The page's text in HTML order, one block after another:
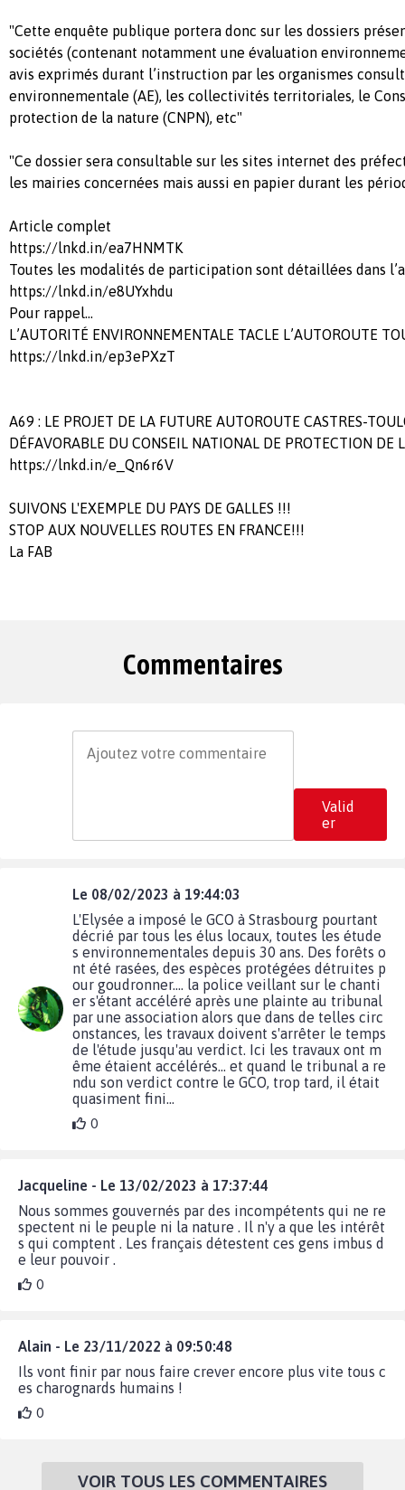
"Cette enquête publique portera donc sur les dossiers
sociétés (contenant notamment une évaluation
avis exprimés durant l’instruction par les organismes
environnementale (AE), les collectivités territoriales, le
protection de la nature (CNPN), etc"
"Ce dossier sera consultable sur les sites internet des
les mairies concernées mais aussi en papier durant les
Article complet
https://lnkd.in/ea7HNMTK
Toutes les modalités de participation sont détaillées dans
https://lnkd.in/e8UYxhdu
Pour rappel...
L’AUTORITÉ ENVIRONNEMENTALE TACLE L’AUTOROUTE
https://lnkd.in/ep3ePXzT
A69 : LE PROJET DE LA FUTURE AUTOROUTE CASTRES-
DÉFAVORABLE DU CONSEIL NATIONAL DE PROTECTION DE
https://lnkd.in/e_Qn6r6V
SUIVONS L'EXEMPLE DU PAYS DE GALLES !!!
STOP AUX NOUVELLES ROUTES EN FRANCE!!!
La FAB
Commentaires
Valid
er
Le 08/02/2023 à 19:44:03
L'Elysée a imposé le GCO à Strasbourg pourtant
décrié par tous les élus locaux, toutes les étude
s environnementales depuis 30 ans. Des forêts o
nt été rasées, des espèces protégées détruites p
our goudronner.... la police veillant sur le chanti
er s'étant accéléré après une plainte au tribunal
par une association alors que dans de telles circ
onstances, les travaux doivent s'arrêter le temps
de l'étude jusqu'au verdict. Ici les travaux ont m
ême étaient accélérés... et quand le tribunal a re
ndu son verdict contre le GCO, trop tard, il était
quasiment fini...
0
Jacqueline - Le 13/02/2023 à 17:37:44
Nous sommes gouvernés par des incompétents qui ne re
spectent ni le peuple ni la nature . Il n'y a que les intérêt
s qui comptent . Les français détestent ces gens imbus d
e leur pouvoir .
0
Alain - Le 23/11/2022 à 09:50:48
Ils vont finir par nous faire crever encore plus vite tous c
es charognards humains !
0
VOIR TOUS LES COMMENTAIRES